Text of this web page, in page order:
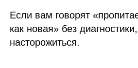
Если вам говорят
как новая» без
насторожиться.